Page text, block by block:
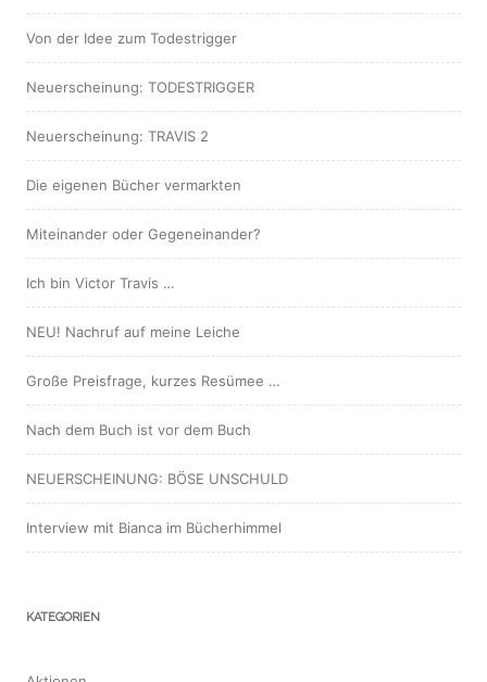
Von der Idee zum Todestrigger
Neuerscheinung: TODESTRIGGER
Neuerscheinung: TRAVIS 2
Die eigenen Bücher vermarkten
Miteinander oder Gegeneinander?
Ich bin Victor Travis …
NEU! Nachruf auf meine Leiche
Große Preisfrage, kurzes Resümee …
Nach dem Buch ist vor dem Buch
NEUERSCHEINUNG: BÖSE UNSCHULD
Interview mit Bianca im Bücherhimmel
KATEGORIEN